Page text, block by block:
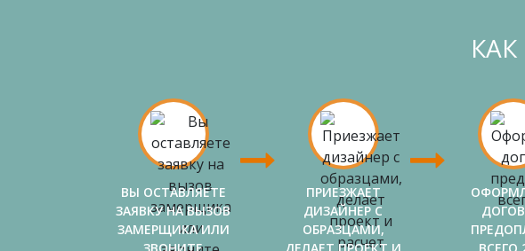
ВЫ ОСТАВЛЯЕТЕ
ЗАЯВКУ НА ВЫЗОВ
ЗАМЕРЩИКА ИЛИ
ПРИЕЗЖАЕТ
ДИЗАЙНЕР С
ОБРАЗЦАМИ,